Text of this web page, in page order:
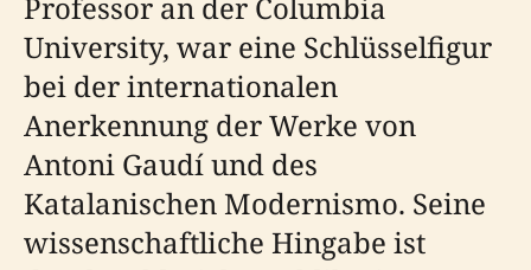
University, war eine Schlüsselfigur
bei der internationalen
Anerkennung der Werke von
Antoni Gaudí und des
Katalanischen Modernismo. Seine
wissenschaftliche Hingabe ist